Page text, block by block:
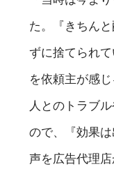
た。『きちん
ずに捨てられ
を依頼主が感
人とのトラブ
ので、『効果
声を広告代理店